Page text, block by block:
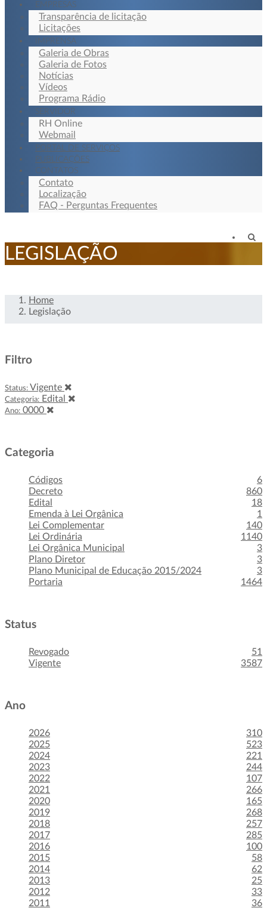
EMPRESAS
Transparência de licitação
Licitações
IMPRENSA
Galeria de Obras
Galeria de Fotos
Notícias
Vídeos
Programa Rádio
SERVIDOR
RH Online
Webmail
PORTAL DE SERVIÇOS
PUBLICAÇÕES
CONTATOS
Contato
Localização
FAQ - Perguntas Frequentes
LEGISLAÇÃO
Home
Legislação
Filtro
Status: Vigente
Categoria: Edital
Ano: 0000
Categoria
Códigos
6
Decreto
860
Edital
18
Emenda à Lei Orgânica
1
Lei Complementar
140
Lei Ordinária
1140
Lei Orgânica Municipal
3
Plano Diretor
3
Plano Municipal de Educação 2015/2024
3
Portaria
1464
Status
Revogado
51
Vigente
3587
Ano
2026
310
2025
523
2024
221
2023
244
2022
107
2021
266
2020
165
2019
268
2018
257
2017
285
2016
100
2015
58
2014
62
2013
25
2012
33
2011
36